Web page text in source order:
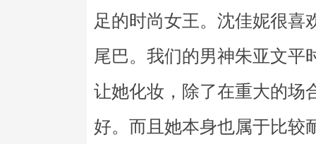
足的时尚女王。沈佳妮很喜
尾巴。我们的男神朱亚文平
让她化妆，除了在重大的场
好。而且她本身也属于比较